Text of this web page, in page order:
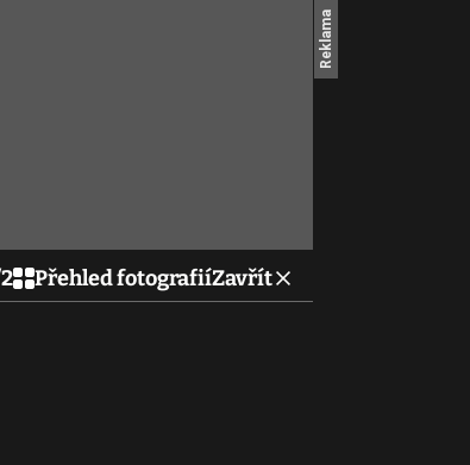
2 Přehled fotografiíZavřít